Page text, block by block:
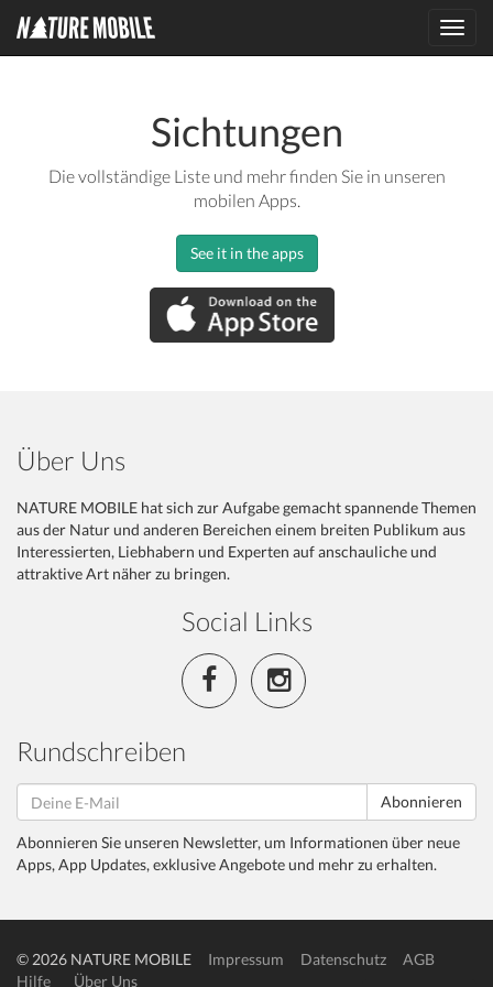
Sichtungen
Die vollständige Liste und mehr finden Sie in unseren
mobilen Apps.
See it in the apps
Über Uns
NATURE MOBILE hat sich zur Aufgabe gemacht spannende Themen
aus der Natur und anderen Bereichen einem breiten Publikum aus
Interessierten, Liebhabern und Experten auf anschauliche und
attraktive Art näher zu bringen.
Social Links
Rundschreiben
Abonnieren
Abonnieren Sie unseren Newsletter, um Informationen über neue
Apps, App Updates, exklusive Angebote und mehr zu erhalten.
© 2026 NATURE MOBILE Impressum Datenschutz
AGB
Hilfe
Über Uns